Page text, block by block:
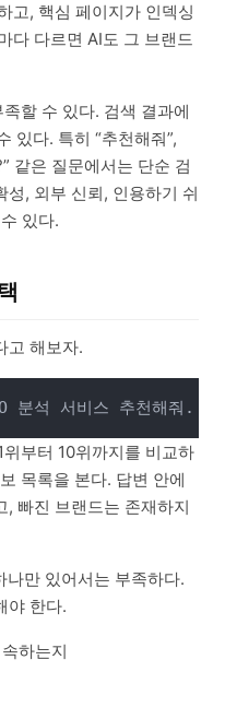
고, 핵심 페이지가 인덱싱
다 다르면 AI도 그 브랜드
할 수 있다. 검색 결과에
있다. 특히 “추천해줘”,
같은 질문에서는 단순 검
, 외부 신뢰, 인용하기 쉬
있다.
고 해보자.
부터 10위까지를 비교하
목록을 본다. 답변 안에
, 빠진 브랜드는 존재하지
만 있어서는 부족하다.
야 한다.
하는지